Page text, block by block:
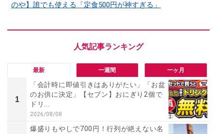
のや】誰でも使える「定食500円が神すぎる」
最新 一週間 一ヶ月
1
「会計時に即値引きはありがたい」「お盆
のお供に決定」【セブン】おにぎり2個で
ドリ...
2026/08/08
爆盛りもやしで700円！行列が絶えない名